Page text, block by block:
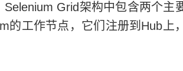
Selenium Grid架构中包含两个主
的工作节点，它们注册到Hub上